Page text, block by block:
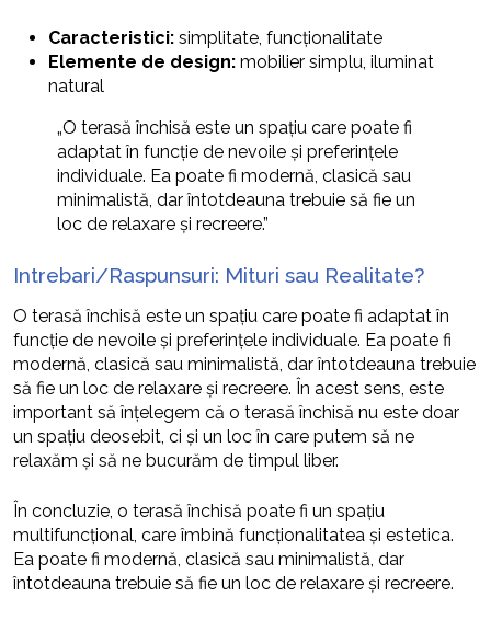
Caracteristici: simplitate, funcționalitate
Elemente de design: mobilier simplu, iluminat
natural
„O terasă închisă este un spațiu care poate fi
adaptat în funcție de nevoile și preferințele
individuale. Ea poate fi modernă, clasică sau
minimalistă, dar întotdeauna trebuie să fie un
loc de relaxare și recreere.”
Intrebari/Raspunsuri: Mituri sau Realitate?
O terasă închisă este un spațiu care poate fi adaptat în
funcție de nevoile și preferințele individuale. Ea poate fi
modernă, clasică sau minimalistă, dar întotdeauna trebuie
să fie un loc de relaxare și recreere. În acest sens, este
important să înțelegem că o terasă închisă nu este doar
un spațiu deosebit, ci și un loc în care putem să ne
relaxăm și să ne bucurăm de timpul liber.
În concluzie, o terasă închisă poate fi un spațiu
multifuncțional, care îmbină funcționalitatea și estetica.
Ea poate fi modernă, clasică sau minimalistă, dar
întotdeauna trebuie să fie un loc de relaxare și recreere.